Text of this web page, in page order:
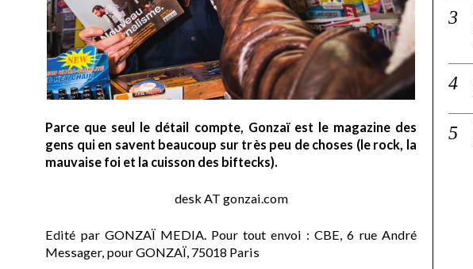
Parce que seul le détail compte, Gonzaï est le magazine des
gens qui en savent beaucoup sur très peu de choses (le rock, la
mauvaise foi et la cuisson des biftecks).
desk AT gonzai.com
Edité par GONZAÏ MEDIA. Pour tout envoi : CBE, 6 rue André
Messager, pour GONZAÏ, 75018 Paris